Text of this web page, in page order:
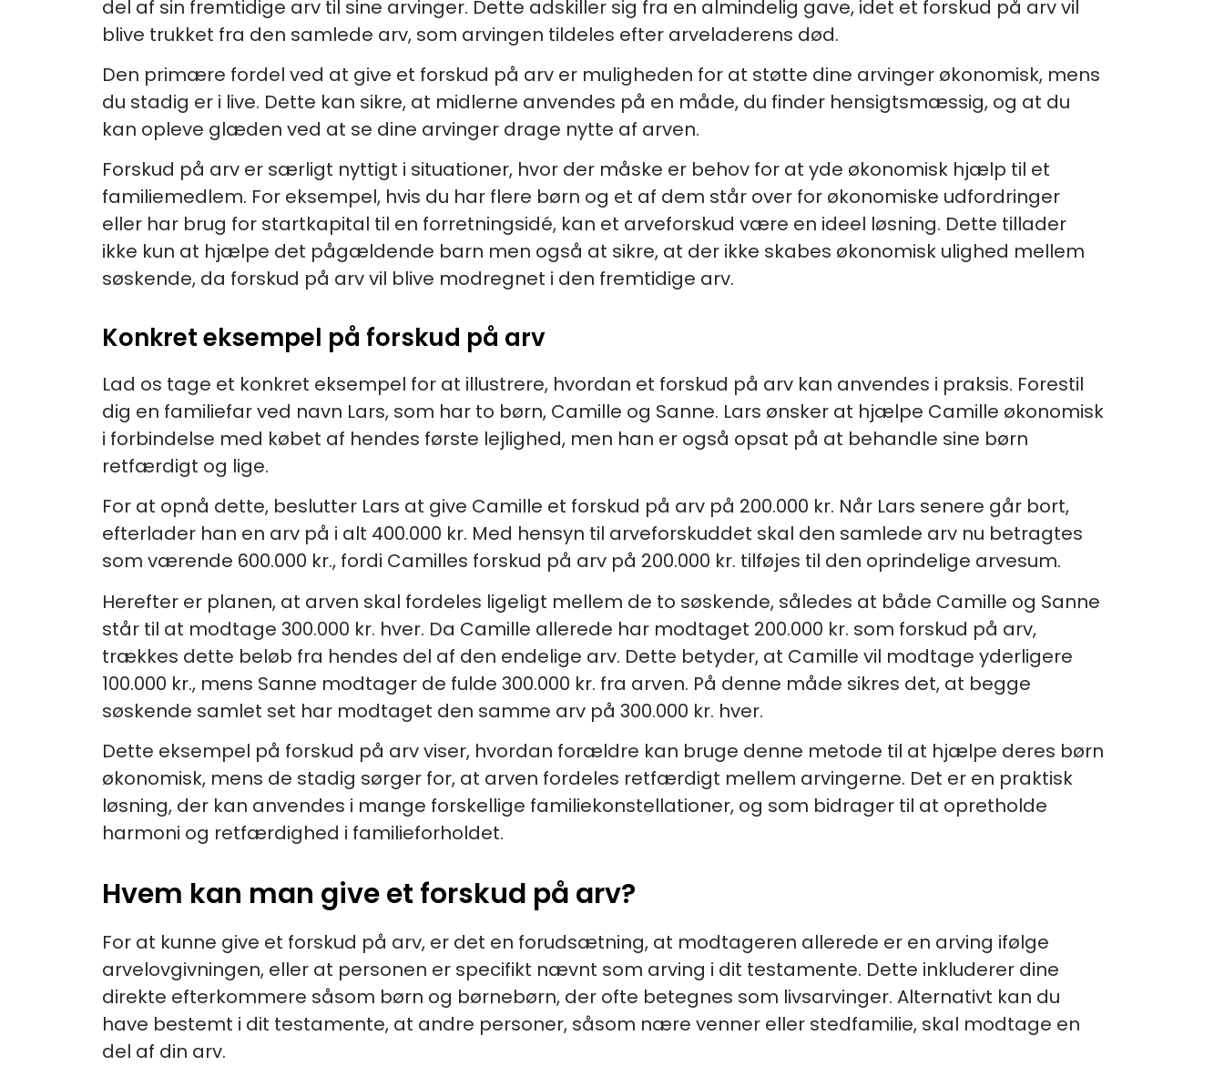
del af sin fremtidige arv til sine arvinger. Dette adskiller sig fra en almindelig gave, idet et forskud på arv vil
blive trukket fra den samlede arv, som arvingen tildeles efter arveladerens død.
Den primære fordel ved at give et forskud på arv er muligheden for at støtte dine arvinger økonomisk, mens
du stadig er i live. Dette kan sikre, at midlerne anvendes på en måde, du finder hensigtsmæssig, og at du
kan opleve glæden ved at se dine arvinger drage nytte af arven.
Forskud på arv er særligt nyttigt i situationer, hvor der måske er behov for at yde økonomisk hjælp til et
familiemedlem. For eksempel, hvis du har flere børn og et af dem står over for økonomiske udfordringer
eller har brug for startkapital til en forretningsidé, kan et arveforskud være en ideel løsning. Dette tillader
ikke kun at hjælpe det pågældende barn men også at sikre, at der ikke skabes økonomisk ulighed mellem
søskende, da forskud på arv vil blive modregnet i den fremtidige arv.
Konkret eksempel på forskud på arv
Lad os tage et konkret eksempel for at illustrere, hvordan et forskud på arv kan anvendes i praksis. Forestil
dig en familiefar ved navn Lars, som har to børn, Camille og Sanne. Lars ønsker at hjælpe Camille økonomisk
i forbindelse med købet af hendes første lejlighed, men han er også opsat på at behandle sine børn
retfærdigt og lige.
For at opnå dette, beslutter Lars at give Camille et forskud på arv på 200.000 kr. Når Lars senere går bort,
efterlader han en arv på i alt 400.000 kr. Med hensyn til arveforskuddet skal den samlede arv nu betragtes
som værende 600.000 kr., fordi Camilles forskud på arv på 200.000 kr. tilføjes til den oprindelige arvesum.
Herefter er planen, at arven skal fordeles ligeligt mellem de to søskende, således at både Camille og Sanne
står til at modtage 300.000 kr. hver. Da Camille allerede har modtaget 200.000 kr. som forskud på arv,
trækkes dette beløb fra hendes del af den endelige arv. Dette betyder, at Camille vil modtage yderligere
100.000 kr., mens Sanne modtager de fulde 300.000 kr. fra arven. På denne måde sikres det, at begge
søskende samlet set har modtaget den samme arv på 300.000 kr. hver.
Dette eksempel på forskud på arv viser, hvordan forældre kan bruge denne metode til at hjælpe deres børn
økonomisk, mens de stadig sørger for, at arven fordeles retfærdigt mellem arvingerne. Det er en praktisk
løsning, der kan anvendes i mange forskellige familiekonstellationer, og som bidrager til at opretholde
harmoni og retfærdighed i familieforholdet.
Hvem kan man give et forskud på arv?
For at kunne give et forskud på arv, er det en forudsætning, at modtageren allerede er en arving ifølge
arvelovgivningen, eller at personen er specifikt nævnt som arving i dit testamente. Dette inkluderer dine
direkte efterkommere såsom børn og børnebørn, der ofte betegnes som livsarvinger. Alternativt kan du
have bestemt i dit testamente, at andre personer, såsom nære venner eller stedfamilie, skal modtage en
del af din arv.